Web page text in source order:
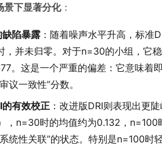
景下显著分化：
陷暴露 ：随着噪声水平升高，标准
，并未归零。对于n=30的小组，它
。这是一个严重的偏差：它意味着
议一致性”分数。
有效校正 ：改进版DRI则表现出更
），n=30时的均值约为0.132，
统性关联”的状态。特别是n=100时